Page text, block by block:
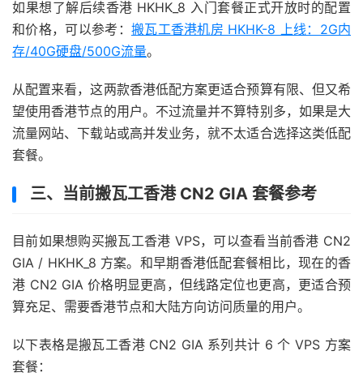
如果想了解后续香港 HKHK_8 入门套餐正式开放时的配置
和价格，可以参考： 搬瓦工香港机房 HKHK-8 上线：2G内
存/40G硬盘/500G流量。
从配置来看，这两款香港低配方案更适合预算有限、但又希
望使用香港节点的用户。不过流量并不算特别多，如果是大
流量网站、下载站或高并发业务，就不太适合选择这类低配
套餐。
三、当前搬瓦工香港 CN2 GIA 套餐参考
目前如果想购买搬瓦工香港 VPS，可以查看当前香港 CN2
GIA / HKHK_8 方案。和早期香港低配套餐相比，现在的香
港 CN2 GIA 价格明显更高，但线路定位也更高，更适合预
算充足、需要香港节点和大陆方向访问质量的用户。
以下表格是搬瓦工香港 CN2 GIA 系列共计 6 个 VPS 方案
套餐：